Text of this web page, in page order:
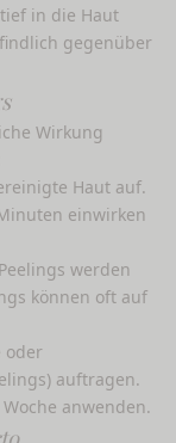
in die Haut
gegenüber
Wirkung
Haut auf.
einwirken
werden
können oft auf
oder
auftragen.
anwenden.